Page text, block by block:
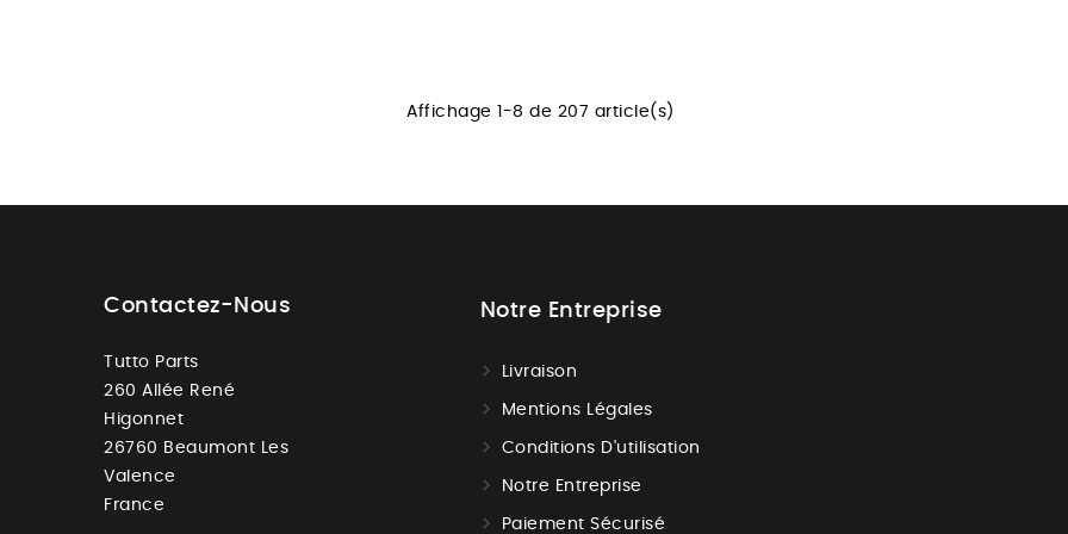
Affichage 1-8 de 207 article(s)
Contactez-Nous
Tutto Parts
260 Allée René
Higonnet
26760 Beaumont Les
Valence
France
Notre Entreprise
Livraison
Mentions Légales
Conditions D'utilisation
Notre Entreprise
Paiement Sécurisé